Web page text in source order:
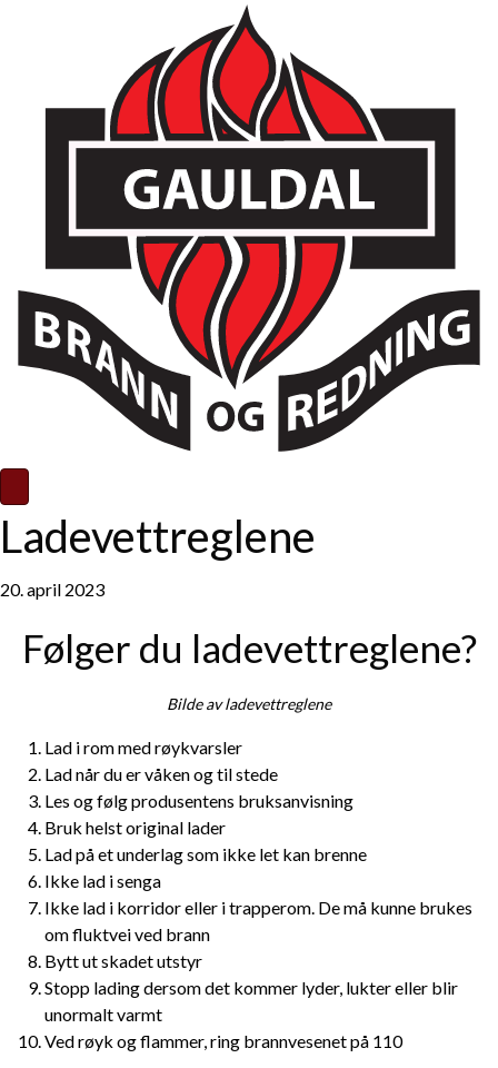
Ladevettreglene
20. april 2023
Følger du ladevettreglene?
Bilde av ladevettreglene
Lad i rom med røykvarsler
Lad når du er våken og til stede
Les og følg produsentens bruksanvisning
Bruk helst original lader
Lad på et underlag som ikke let kan brenne
Ikke lad i senga
Ikke lad i korridor eller i trapperom. De må kunne brukes
om fluktvei ved brann
Bytt ut skadet utstyr
Stopp lading dersom det kommer lyder, lukter eller blir
unormalt varmt
Ved røyk og flammer, ring brannvesenet på 110